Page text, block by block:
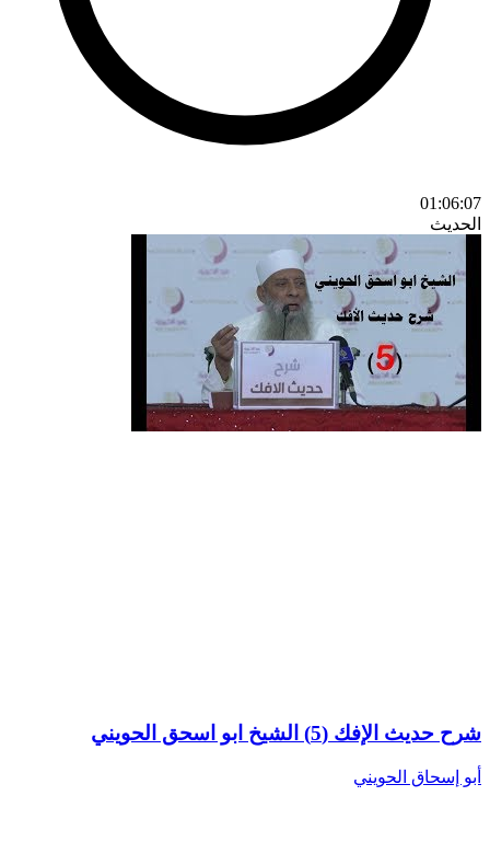
01:06:07
الحديث
شرح حديث الإفك (5) الشيخ ابو اسحق الحويني
أبو إسحاق الحويني